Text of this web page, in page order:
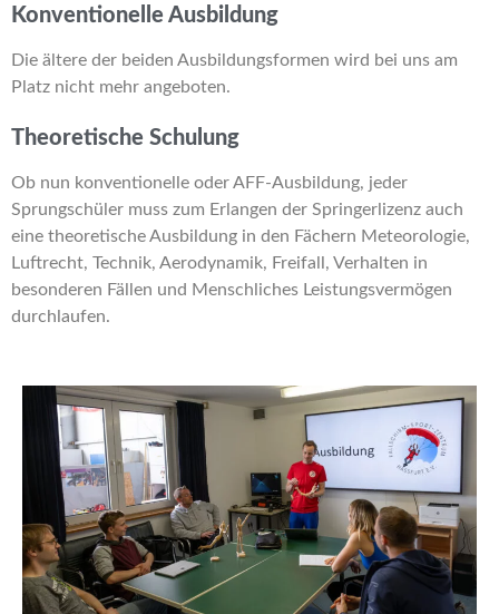
Konventionelle Ausbildung
Die ältere der beiden Ausbildungsformen wird bei uns am
Platz nicht mehr angeboten.
Theoretische Schulung
Ob nun konventionelle oder AFF-Ausbildung, jeder
Sprungschüler muss zum Erlangen der Springerlizenz auch
eine theoretische Ausbildung in den Fächern Meteorologie,
Luftrecht, Technik, Aerodynamik, Freifall, Verhalten in
besonderen Fällen und Menschliches Leistungsvermögen
durchlaufen.